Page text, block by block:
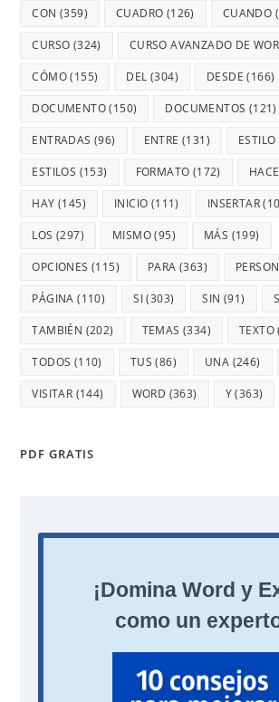
CON (359) CUADRO (126) CUANDO
CURSO (324) CURSO AVANZADO DE
CÓMO(155) DEL (304) DESDE (166)
DOCUMENTO(150) DOCUMENTOS (121)
ENTRADAS (96) ENTRE (131) ESTILO
ESTILOS (153) FORMATO (172)
HAY (145) INICIO (111) INSERTAR
LOS (297) MISMO(95) MÁS (199)
OPCIONES (115) PARA (363)
PÁGINA (110) SI(303) SIN (91)
TAMBIÉN (202) TEMAS (334) TEXTO
TODOS (110) TUS (86) UNA (246)
VISITAR (144) WORD (363) Y(363)
PDF GRATIS